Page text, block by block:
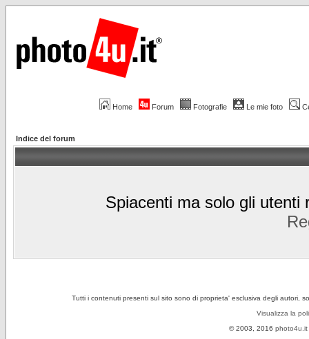
Home Forum Fotografie Le mie foto
Indice del forum
Spiacenti ma solo gli utenti
Tutti i contenuti presenti sul sito sono di proprieta' esclusiva degli autori,
Visualizza la
© 2003, 2016 photo4u.it